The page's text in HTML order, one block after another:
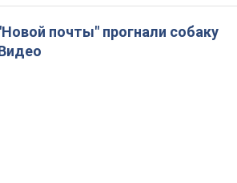
почты" прогнали собаку